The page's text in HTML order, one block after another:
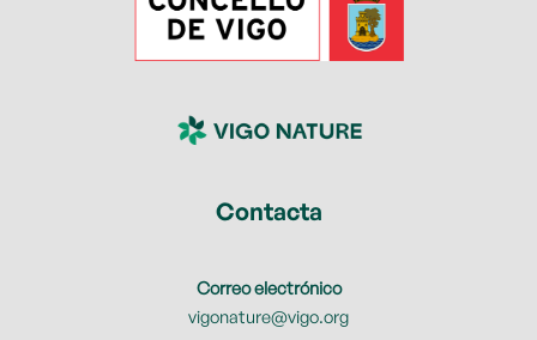
Contacta
Correo electrónico
vigonature@vigo.org